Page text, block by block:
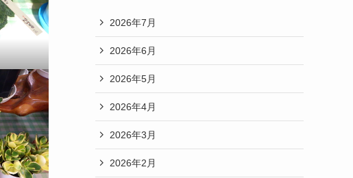
2026年7月
2026年6月
2026年5月
2026年4月
2026年3月
2026年2月